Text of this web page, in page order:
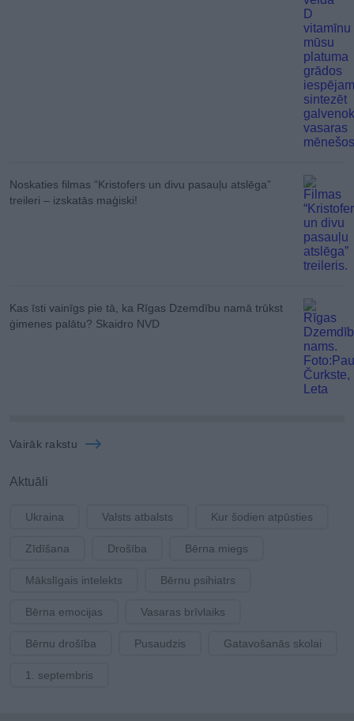
Noskaties filmas “Kristofers un divu pasauļu atslēga”
treileri – izskatās maģiski!
Kas īsti vainīgs pie tā, ka Rīgas Dzemdību namā trūkst
ģimenes palātu? Skaidro NVD
Vairāk rakstu
Aktuāli
Ukraina Valsts atbalsts Kur šodien atpūsties
Zīdīšana Drošība Bērna miegs
Mākslīgais intelekts Bērnu psihiatrs
Bērna emocijas Vasaras brīvlaiks
Bērnu drošība Pusaudzis Gatavošanās skolai
1. septembris